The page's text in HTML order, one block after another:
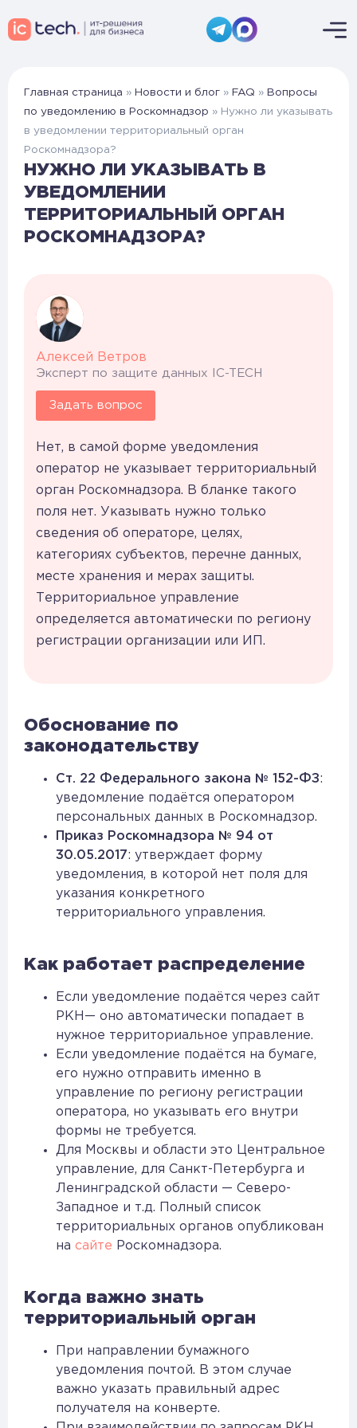
Главная страница » Новости и блог » FAQ » Вопросы
по уведомлению в Роскомнадзор » Нужно ли указывать
в уведомлении территориальный орган
Роскомнадзора?
НУЖНО ЛИ УКАЗЫВАТЬ В
УВЕДОМЛЕНИИ
ТЕРРИТОРИАЛЬНЫЙ ОРГАН
РОСКОМНАДЗОРА?
Алексей Ветров
Эксперт по защите данных IC-TECH
Задать вопрос
Нет, в самой форме уведомления
оператор не указывает территориальный
орган Роскомнадзора. В бланке такого
поля нет. Указывать нужно только
сведения об операторе, целях,
категориях субъектов, перечне данных,
месте хранения и мерах защиты.
Территориальное управление
определяется автоматически по региону
регистрации организации или ИП.
Обоснование по
законодательству
Ст. 22 Федерального закона № 152-ФЗ:
уведомление подаётся оператором
персональных данных в Роскомнадзор.
Приказ Роскомнадзора № 94 от
30.05.2017: утверждает форму
уведомления, в которой нет поля для
указания конкретного
территориального управления.
Как работает распределение
Если уведомление подаётся через сайт
РКН— оно автоматически попадает в
нужное территориальное управление.
Если уведомление подаётся на бумаге,
его нужно отправить именно в
управление по региону регистрации
оператора, но указывать его внутри
формы не требуется.
Для Москвы и области это Центральное
управление, для Санкт-Петербурга и
Ленинградской области — Северо-
Западное и т.д. Полный список
территориальных органов опубликован
на сайте Роскомнадзора.
Когда важно знать
территориальный орган
При направлении бумажного
уведомления почтой. В этом случае
важно указать правильный адрес
получателя на конверте.